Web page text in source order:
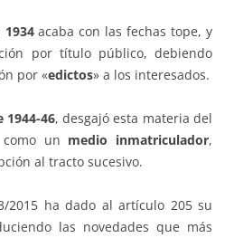
1934acaba con las fechas tope, y
por título público, debiendo
por «edictos» a los interesados.
1944-46, desgajó esta materia del
un medio inmatriculador,
al tracto sucesivo.
ha dado al artículo 205 su
las novedades que más